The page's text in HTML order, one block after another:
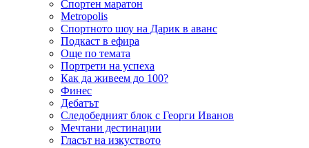
Спортен маратон
Metropolis
Спортното шоу на Дарик в аванс
Подкаст в ефира
Още по темата
Портрети на успеха
Как да живеем до 100?
Финес
Дебатът
Следобедният блок с Георги Иванов
Мечтани дестинации
Гласът на изкуството